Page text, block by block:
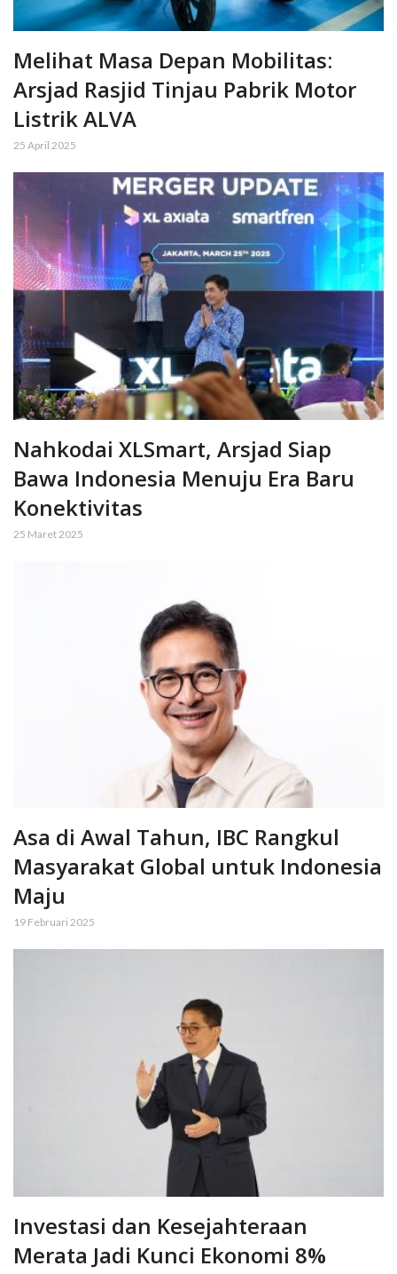
Melihat Masa Depan Mobilitas:
Arsjad Rasjid Tinjau Pabrik Motor
Listrik ALVA
25 April 2025
Nahkodai XLSmart, Arsjad Siap
Bawa Indonesia Menuju Era Baru
Konektivitas
25 Maret 2025
Asa di Awal Tahun, IBC Rangkul
Masyarakat Global untuk Indonesia
Maju
19 Februari 2025
Investasi dan Kesejahteraan
Merata Jadi Kunci Ekonomi 8%